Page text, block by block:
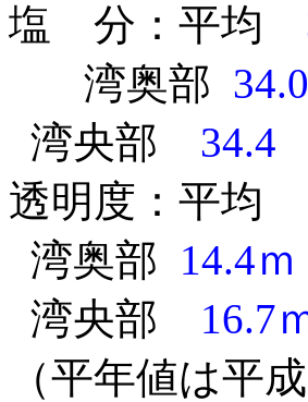
塩 分：平均
湾奥部 34.0
湾央部 34.4
透明度：平均
湾奥部 14.4ｍ
湾央部 16.7
（平年値は平